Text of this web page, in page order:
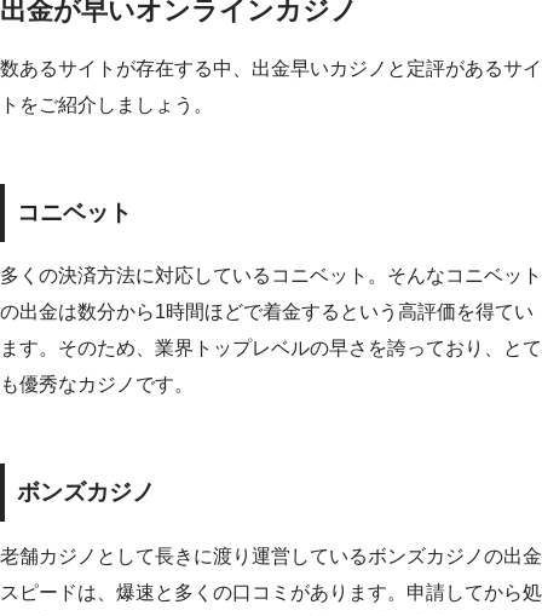
出金が早いオンラインカジノ
数あるサイトが存在する中、出金早いカジノと定評があるサイ
トをご紹介しましょう。
コニベット
多くの決済方法に対応しているコニベット。そんなコニベット
の出金は数分から1時間ほどで着金するという高評価を得てい
ます。そのため、業界トップレベルの早さを誇っており、とて
も優秀なカジノです。
ボンズカジノ
老舗カジノとして長きに渡り運営しているボンズカジノの出金
スピードは、爆速と多くの口コミがあります。申請してから処